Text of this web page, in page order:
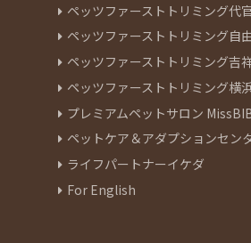
ペッツファーストトリミング代
ペッツファーストトリミング自
ペッツファーストトリミング吉
ペッツファーストトリミング横
プレミアムペットサロン
ペットケア＆アダプションセン
ライフパートナーイケダ
For English